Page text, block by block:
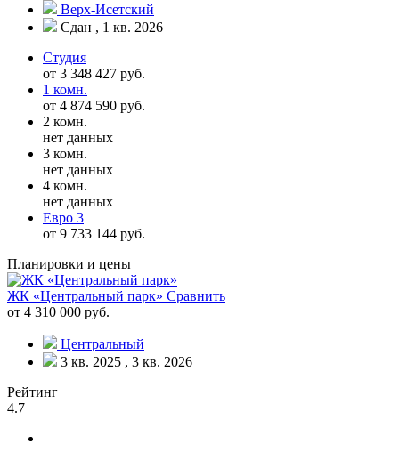
Верх-Исетский
Сдан , 1 кв. 2026
Студия
от 3 348 427 руб.
1 комн.
от 4 874 590 руб.
2 комн.
нет данных
3 комн.
нет данных
4 комн.
нет данных
Евро 3
от 9 733 144 руб.
Планировки и цены
ЖК «Центральный парк» Сравнить
от 4 310 000 руб.
Центральный
3 кв. 2025 , 3 кв. 2026
Рейтинг
4.7